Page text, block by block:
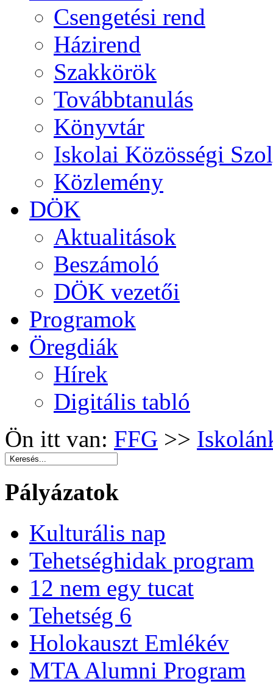
Csengetési rend
Házirend
Szakkörök
Továbbtanulás
Könyvtár
Iskolai Közösségi
Közlemény
DÖK
Aktualitások
Beszámoló
DÖK vezetői
Programok
Öregdiák
Hírek
Digitális tabló
Ön itt van: FFG >>
Pályázatok
Kulturális nap
Tehetséghidak program
12 nem egy tucat
Tehetség 6
Holokauszt Emlékév
MTA Alumni Program